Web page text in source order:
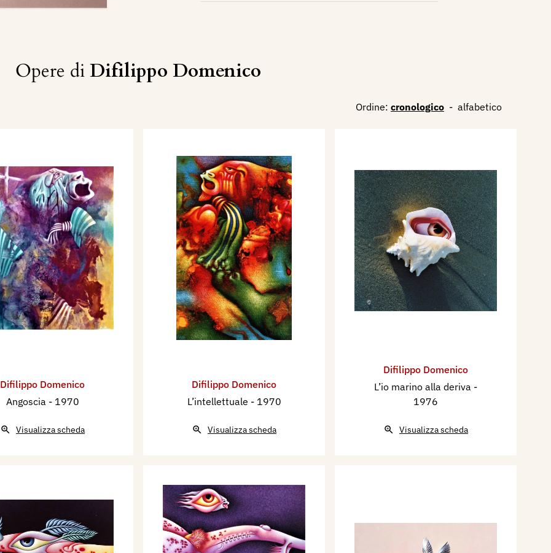
Opere diDifilippo Domenico
Ordine: cronologico - alfabetico
Difilippo Domenico
Angoscia - 1970
Visualizza scheda
Difilippo Domenico
L’intellettuale - 1970
Visualizza scheda
Difilippo Domenico
L’io marino alla deriva -
1976
Visualizza scheda